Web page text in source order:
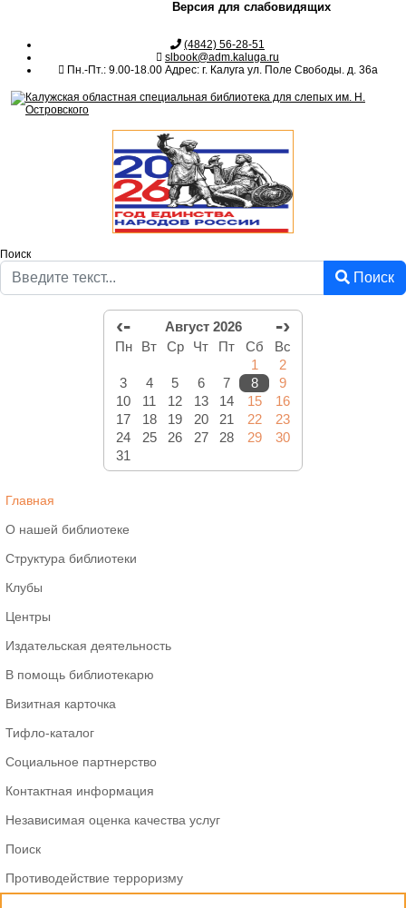
Версия для слабовидящих
(4842) 56-28-51
slbook@adm.kaluga.ru
Пн.-Пт.: 9.00-18.00 Адрес: г. Калуга ул. Поле Свободы. д. 36а
Поиск
Поиск
‹- Август 2026 -›
Пн Вт Ср Чт Пт Сб
Вс
1
2
3
4 5 6 7 8
9
10
11 12 13 14 15
16
17
18 19 20 21 22
23
24
25 26 27 28 29
30
31
Главная
О нашей библиотеке
Структура библиотеки
Клубы
Центры
Издательская деятельность
В помощь библиотекарю
Визитная карточка
Тифло-каталог
Социальное партнерство
Контактная информация
Независимая оценка качества услуг
Поиск
Противодействие терроризму